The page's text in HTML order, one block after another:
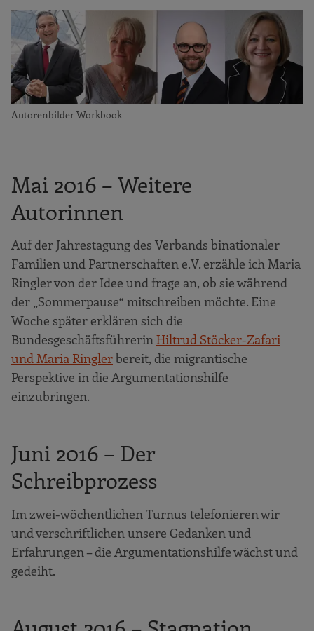
Autorenbilder Workbook
Mai 2016 – Weitere
Autorinnen
Auf der Jahrestagung des Verbands binationaler
Familien und Partnerschaften e.V. erzähle ich Maria
Ringler von der Idee und frage an, ob sie während
der „Sommerpause“ mitschreiben möchte. Eine
Woche später erklären sich die
BundesgeschäftsführerinHiltrud Stöcker-Zafari
und Maria Ringlerbereit, die migrantische
Perspektive in die Argumentationshilfe
einzubringen.
Juni 2016 – Der
Schreibprozess
Im zwei-wöchentlichen Turnus telefonieren wir
und verschriftlichen unsere Gedanken und
Erfahrungen – die Argumentationshilfe wächst und
gedeiht.